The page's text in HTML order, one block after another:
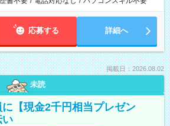
応募する 詳細へ
掲載日：2026.08.02
未読
【現金2千円相当プレゼン
い